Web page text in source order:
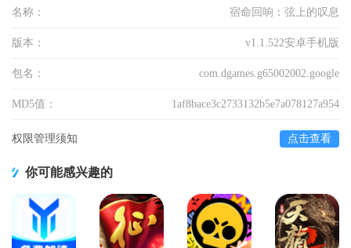
名称： 宿命回响：弦上的叹息
版本： v1.1.522安卓手机版
包名： com.dgames.g65002002.google
MD5值： 1af8bace3c2733132b5e7a078127a954
权限管理须知 点击查看
你可能感兴趣的